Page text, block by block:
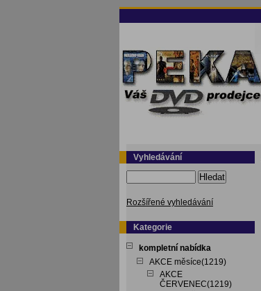
Vyhledávání
Hledat
Rozšířené vyhledávání
Kategorie
kompletní nabídka
AKCE měsíce(1219)
AKCE
ČERVENEC(1219)